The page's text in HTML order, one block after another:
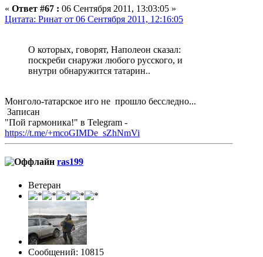
« Ответ #67 : 06 Сентября 2011, 13:03:05 »
Цитата: Ринат от 06 Сентября 2011, 12:16:05
О которых, говорят, Наполеон сказал:
поскреби снаружи любого русского, и
внутри обнаружится татарин..
Монголо-татарское иго не прошло бесследно...
Записан
"Пой гармоника!" в Telegram -
https://t.me/+mcoGIMDe_sZhNmVi
ras199
Ветеран
Сообщений: 10815